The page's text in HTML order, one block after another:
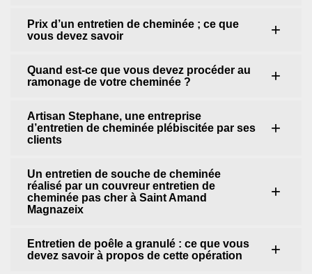
Prix d’un entretien de cheminée ; ce que
vous devez savoir
Quand est-ce que vous devez procéder au
ramonage de votre cheminée ?
Artisan Stephane, une entreprise
d’entretien de cheminée plébiscitée par ses
clients
Un entretien de souche de cheminée
réalisé par un couvreur entretien de
cheminée pas cher à Saint Amand
Magnazeix
Entretien de poêle a granulé : ce que vous
devez savoir à propos de cette opération